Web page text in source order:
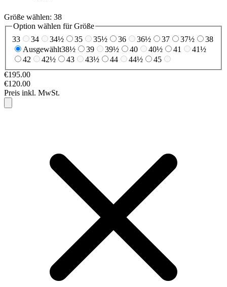
Größe wählen: 38
Option wählen für Größe
33
34 34½ 35 35½ 36 36½ 37 37½
38
Ausgewählt38½ 39 39½ 40 40½ 41
41½
42
42½ 43 43½ 44 44½
45
€195.00
€120.00
Preis inkl. MwSt.